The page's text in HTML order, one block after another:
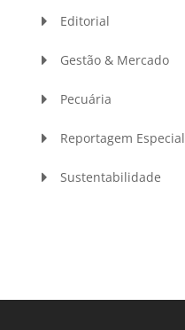
Editorial
Gestão & Mercado
Pecuária
Reportagem Especial
Sustentabilidade